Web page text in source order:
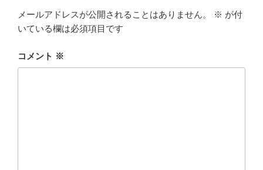
メールアドレスが公開されることはありません。 ※ が付
いている欄は必須項目です
コメント ※